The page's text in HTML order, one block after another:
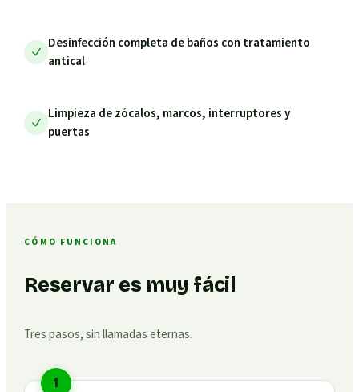
Desinfección completa de baños con tratamiento
antical
Limpieza de zócalos, marcos, interruptores y
puertas
CÓMO FUNCIONA
Reservar es muy fácil
Tres pasos, sin llamadas eternas.
1